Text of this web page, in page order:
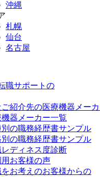
沖縄
札幌
仙台
名古屋
職サポートの
ご紹介先の医療機器メー
機器メーカー一覧
の職務経歴書サンプル
別の職務経歴書サンプル
ディネス度診断
用お客様の声
お考えのお客様からの